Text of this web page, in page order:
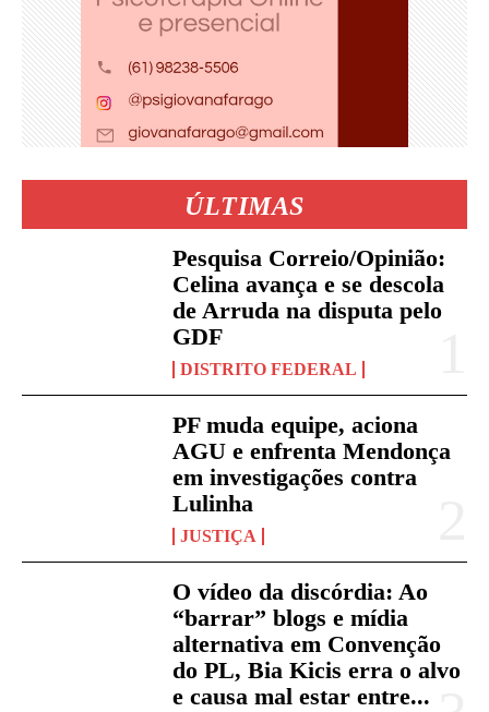
ÚLTIMAS
Pesquisa Correio/Opinião:
Celina avança e se descola
de Arruda na disputa pelo
GDF
DISTRITO FEDERAL
PF muda equipe, aciona
AGU e enfrenta Mendonça
em investigações contra
Lulinha
JUSTIÇA
O vídeo da discórdia: Ao
“barrar” blogs e mídia
alternativa em Convenção
do PL, Bia Kicis erra o alvo
e causa mal estar entre...